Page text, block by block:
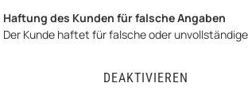
Haftung des Kunden für falsche Angaben
Der Kunde haftet für falsche oder
DEAKTIVIEREN